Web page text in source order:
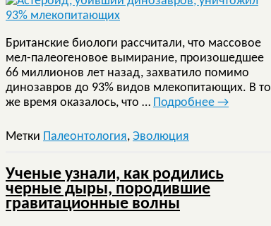
Британские биологи рассчитали, что массовое
мел-палеогеновое вымирание, произошедшее
66 миллионов лет назад, захватило помимо
динозавров до 93% видов млекопитающих. В то
же время оказалось, что … Подробнее →
Метки Палеонтология, Эволюция
Ученые узнали, как родились
черные дыры, породившие
гравитационные волны